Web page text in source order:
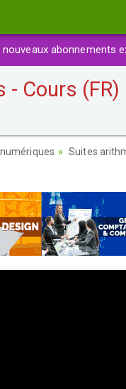
nouveaux abonnements
Cours
numériques
Suites